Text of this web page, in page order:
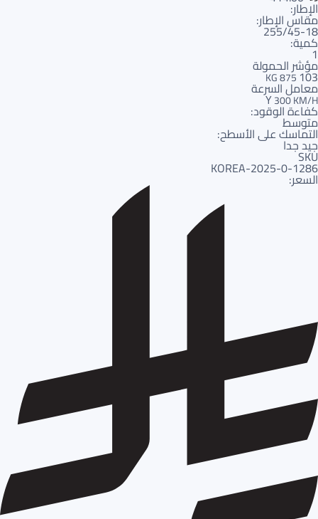
الإطار:
مقاس الإطار:
255/45-18
كمية:
1
مؤشر الحمولة
103
875 KG
معامل السرعة
Y300 KM/H
كفاءة الوقود:
متوسط
التماسك على الأسطح:
جيد جدا
SKU
1286-KOREA-2025-0
السعر: